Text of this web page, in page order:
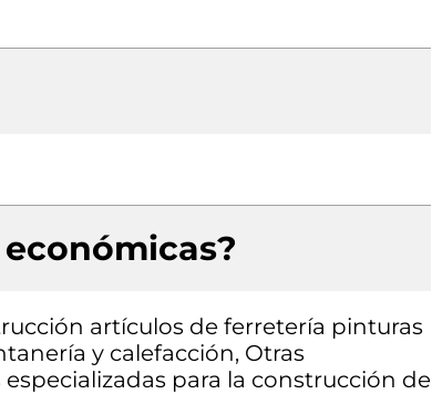
artículos de ferretería pinturas
y calefacción, Otras
para la construcción de